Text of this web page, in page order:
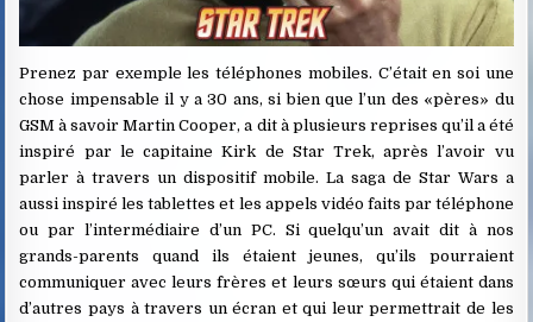
Prenez par exemple les téléphones mobiles. C’était en soi une
chose impensable il y a 30 ans, si bien que l’un des «pères» du
GSM à savoir Martin Cooper, a dit à plusieurs reprises qu’il a été
inspiré par le capitaine Kirk de Star Trek, après l’avoir vu
parler à travers un dispositif mobile. La saga de Star Wars a
aussi inspiré les tablettes et les appels vidéo faits par téléphone
ou par l’intermédiaire d’un PC. Si quelqu’un avait dit à nos
grands-parents quand ils étaient jeunes, qu’ils pourraient
communiquer avec leurs frères et leurs sœurs qui étaient dans
d’autres pays à travers un écran et qui leur permettrait de les